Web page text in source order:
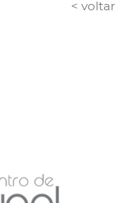
< voltar